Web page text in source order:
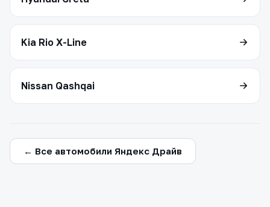
Kia Rio X-Line
Nissan Qashqai
← Все автомобили Яндекс Драйв